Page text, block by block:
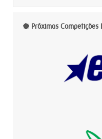
Próximas Competições